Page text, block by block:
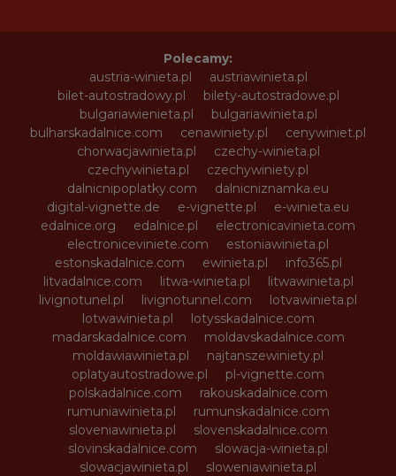
Polecamy:
austria-winieta.pl
austriawinieta.pl
bilet-autostradowy.pl
bilety-autostradowe.pl
bulgariawienieta.pl
bulgariawinieta.pl
bulharskadalnice.com
cenawiniety.pl
cenywiniet.pl
chorwacjawinieta.pl
czechy-winieta.pl
czechywinieta.pl
czechywiniety.pl
dalnicnipoplatky.com
dalnicniznamka.eu
digital-vignette.de
e-vignette.pl
e-winieta.eu
edalnice.org
edalnice.pl
electronicavinieta.com
electroniceviniete.com
estoniawinieta.pl
estonskadalnice.com
ewinieta.pl
info365.pl
litvadalnice.com
litwa-winieta.pl
litwawinieta.pl
livignotunel.pl
livignotunnel.com
lotvawinieta.pl
lotwawinieta.pl
lotysskadalnice.com
madarskadalnice.com
moldavskadalnice.com
moldawiawinieta.pl
najtanszewiniety.pl
oplatyautostradowe.pl
pl-vignette.com
polskadalnice.com
rakouskadalnice.com
rumuniawinieta.pl
rumunskadalnice.com
sloveniawinieta.pl
slovenskadalnice.com
slovinskadalnice.com
slowacja-winieta.pl
slowacjawinieta.pl
sloweniawinieta.pl